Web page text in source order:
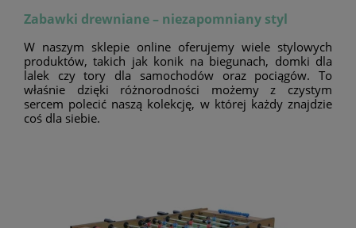
Zabawki drewniane – niezapomniany styl
W naszym sklepie online oferujemy wiele stylowych
produktów, takich jak konik na biegunach, domki dla
lalek czy tory dla samochodów oraz pociągów. To
właśnie dzięki różnorodności możemy z czystym
sercem polecić naszą kolekcję, w której każdy znajdzie
coś dla siebie.